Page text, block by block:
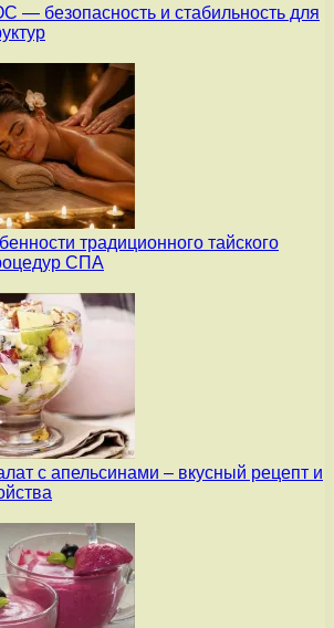
— безопасность и стабильность для
традиционного тайского
СПА
с апельсинами – вкусный рецепт и